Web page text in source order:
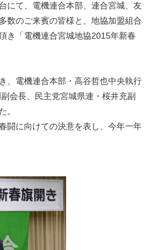
にて、電機連合本部、連合宮城、友
数のご来賓の皆様と、地協加盟組合
き「電機連合宮城地協2015年新春
、電機連合本部・高谷哲也中央執行
会長、民主党宮城県連・桜井充副
。
闘に向けての決意を表し、今年一年